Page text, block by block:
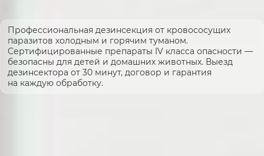
Профессиональная дезинсекция от кровососущих
паразитов холодным и горячим туманом.
Сертифицированные препараты IV класса опасности —
безопасны для детей и домашних животных. Выезд
дезинсектора от 30 минут, договор и гарантия
на каждую обработку.